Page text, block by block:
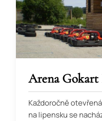
Arena
Každoročně
na lipensku se